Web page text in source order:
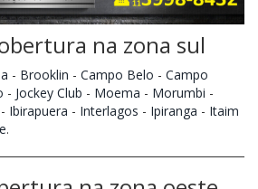
na zona sul
- Brooklin - Campo Belo - Campo
- Jockey Club - Moema - Morumbi -
- Ibirapuera - Interlagos - Ipiranga - Itaim
.